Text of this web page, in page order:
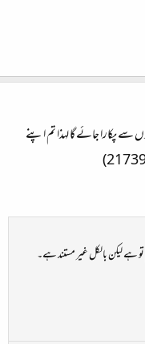
پکارا جائے گا لہذا تم اپنے
لیکن بالکل غیر مستند ہے۔